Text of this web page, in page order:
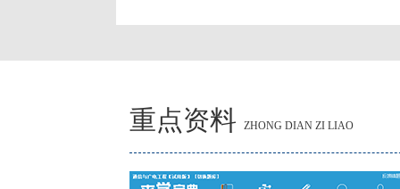
重点资料 ZHONG DIAN ZI LIAO